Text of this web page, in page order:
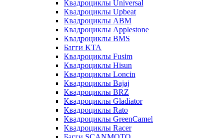
Квадроциклы Universal
Квадроциклы Upbeat
Квадроциклы ABM
Квадроциклы Applestone
Квадроциклы BMS
Багги KTA
Квадроциклы Fusim
Квадроциклы Hisun
Квадроциклы Loncin
Квадроциклы Bajaj
Квадроциклы BRZ
Квадроциклы Gladiator
Квадроциклы Rato
Квадроциклы GreenCamel
Квадроциклы Racer